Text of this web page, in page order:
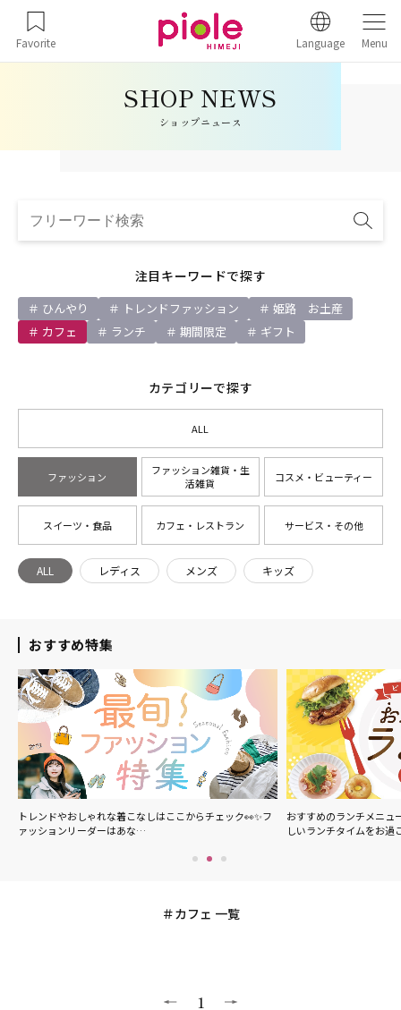
Favorite Language Menu
ショップニュース
注目キーワードで探す
ひんやり トレンドファッション
姫路 お土産
カフェ
ランチ 期間限定 ギフト
カテゴリーで探す
ALL
ファッション
ファッション雑貨・生
活雑貨
コスメ・ビューティー
スイーツ・食品 カフェ・レストラン サービス・その他
ALL レディス メンズ キッズ
おすすめ特集
トレンドやおしゃれな着こなしはここからチェック👀✨フ
ァッションリーダーはあな…
おすすめのランチメニュ
しいランチタイムをお
カフェ 一覧
1